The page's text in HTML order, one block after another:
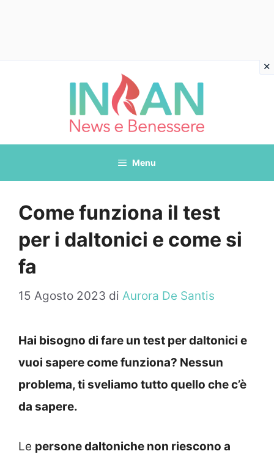
Menu
Come funziona il test
per i daltonici e come si
fa
15 Agosto 2023 di Aurora De Santis
Hai bisogno di fare un test per daltonici e
vuoi sapere come funziona? Nessun
problema, ti sveliamo tutto quello che c’è
da sapere.
Le persone daltoniche non riescono a